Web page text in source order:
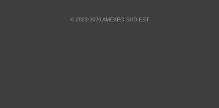
© 2023-2026 AMEXPO SUD EST